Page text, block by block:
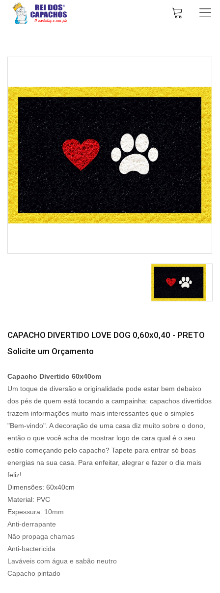
CAPACHO DIVERTIDO LOVE DOG 0,60x0,40 - PRETO
Solicite um Orçamento
Capacho Divertido 60x40cm
Um toque de diversão e originalidade pode estar bem debaixo
dos pés de quem está tocando a campainha: capachos divertidos
trazem informações muito mais interessantes que o simples
"Bem-vindo". A decoração de uma casa diz muito sobre o dono,
então o que você acha de mostrar logo de cara qual é o seu
estilo começando pelo capacho? Tapete para entrar só boas
energias na sua casa. Para enfeitar, alegrar e fazer o dia mais
feliz!
Dimensões: 60x40cm
Material: PVC
Espessura: 10mm
Anti-derrapante
Não propaga chamas
Anti-bactericida
Laváveis com água e sabão neutro
Capacho pintado